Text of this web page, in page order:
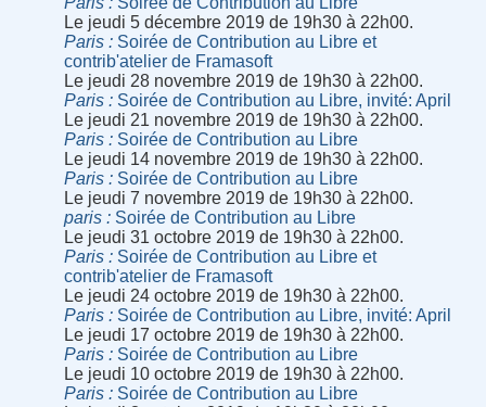
Le jeudi 5 décembre 2019 de 19h30 à 22h00.
Paris
Soirée de Contribution au Libre et
contrib'atelier de Framasoft
Le jeudi 28 novembre 2019 de 19h30 à 22h00.
Paris
Soirée de Contribution au Libre, invité: April
Le jeudi 21 novembre 2019 de 19h30 à 22h00.
Paris
Soirée de Contribution au Libre
Le jeudi 14 novembre 2019 de 19h30 à 22h00.
Paris
Soirée de Contribution au Libre
Le jeudi 7 novembre 2019 de 19h30 à 22h00.
paris
Soirée de Contribution au Libre
Le jeudi 31 octobre 2019 de 19h30 à 22h00.
Paris
Soirée de Contribution au Libre et
contrib'atelier de Framasoft
Le jeudi 24 octobre 2019 de 19h30 à 22h00.
Paris
Soirée de Contribution au Libre, invité: April
Le jeudi 17 octobre 2019 de 19h30 à 22h00.
Paris
Soirée de Contribution au Libre
Le jeudi 10 octobre 2019 de 19h30 à 22h00.
Paris
Soirée de Contribution au Libre